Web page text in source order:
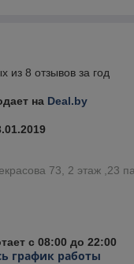
из 8 отзывов за год
на Deal.by
73, 2 этаж ,23
с 08:00 до 22:00
график работы